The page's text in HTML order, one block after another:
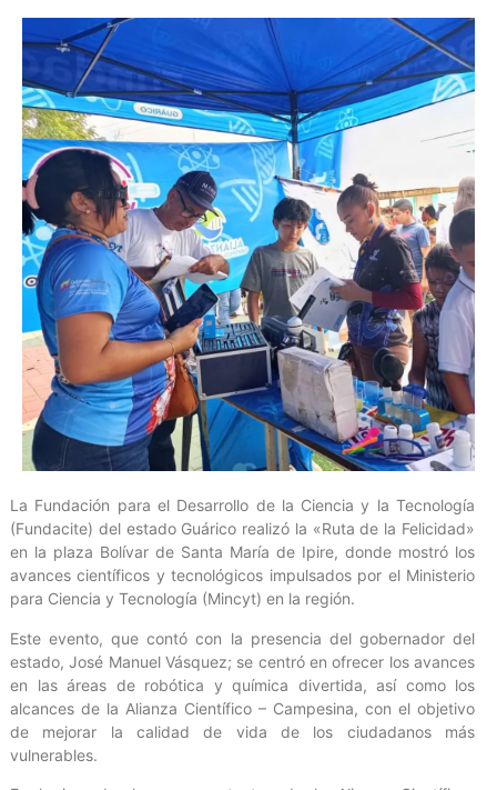
La Fundación para el Desarrollo de la Ciencia y la Tecnología
(Fundacite) del estado Guárico realizó la «Ruta de la Felicidad»
en la plaza Bolívar de Santa María de Ipire, donde mostró los
avances científicos y tecnológicos impulsados por el Ministerio
para Ciencia y Tecnología (Mincyt) en la región.
Este evento, que contó con la presencia del gobernador del
estado, José Manuel Vásquez; se centró en ofrecer los avances
en las áreas de robótica y química divertida, así como los
alcances de la Alianza Científico – Campesina, con el objetivo
de mejorar la calidad de vida de los ciudadanos más
vulnerables.